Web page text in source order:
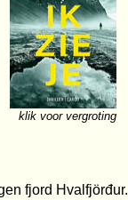
klik voor vergroting
fjord Hvalfjörđur.